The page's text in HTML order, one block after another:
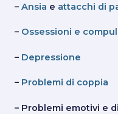
– Ansia e attacchi di
– Ossessioni e
– Depressione
– Problemi di coppia
– Problemi emotivi e